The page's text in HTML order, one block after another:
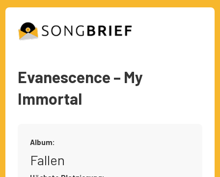
Evanescence – My
Immortal
Album:
Fallen